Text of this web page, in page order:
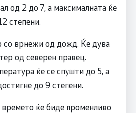
од 2 до 7, а максималната ќе
степени.
со врнежи од дожд. Ќе дува
од северен правец.
ќе се спушти до 5, а
до 9 степени.
ќе биде променливо